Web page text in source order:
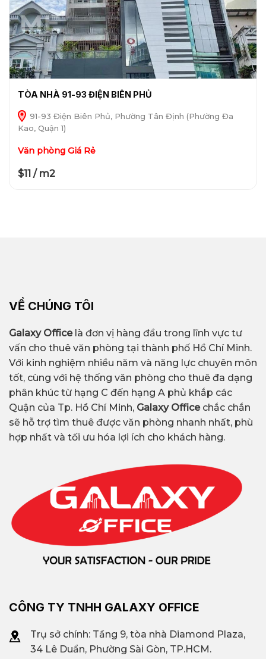
TÒA NHÀ 91-93 ĐIỆN BIÊN PHỦ
91-93 Điện Biên Phủ, Phường Tân Định (Phường Đa
Kao, Quận 1)
Văn phòng Giá Rẻ
$11 / m2
VỀ CHÚNG TÔI
Galaxy Officelà đơn vị hàng đầu trong lĩnh vực tư
vấn cho thuê văn phòng tại thành phố Hồ Chí Minh.
Với kinh nghiệm nhiều năm và năng lực chuyên môn
tốt, cùng với hệ thống văn phòng cho thuê đa dạng
phân khúc từ hạng C đến hạng A phủ khắp các
Quận của Tp. Hồ Chí Minh, Galaxy Office chắc chắn
sẽ hỗ trợ tìm thuê được văn phòng nhanh nhất, phù
hợp nhất và tối ưu hóa lợi ích cho khách hàng.
CÔNG TY TNHH GALAXY OFFICE
Trụ sở chính: Tầng 9, tòa nhà Diamond Plaza,
34 Lê Duẩn, Phường Sài Gòn, TP.HCM.